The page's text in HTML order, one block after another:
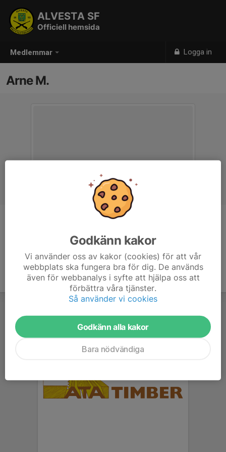
Medlemmar Logga in
ALVESTA SF
Officiell hemsida
Arne M.
Godkänn kakor
Vi använder oss av kakor (cookies) för att vår
webbplats ska fungera bra för dig. De används
även för webbanalys i syfte att hjälpa oss att
förbättra våra tjänster.
Så använder vi cookies
Godkänn alla kakor
Bara nödvändiga